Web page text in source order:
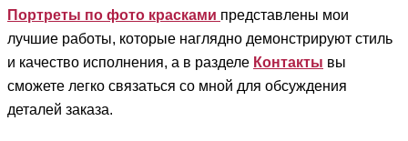
Портреты по фото красками представлены мои
лучшие работы, которые наглядно демонстрируют стиль
и качество исполнения, а в разделе Контакты вы
сможете легко связаться со мной для обсуждения
деталей заказа.